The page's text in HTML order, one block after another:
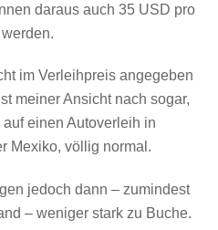
daraus auch 35 USD pro
im Verleihpreis angegeben
meiner Ansicht nach sogar,
einen Autoverleih in
Mexiko, völlig normal.
jedoch dann – zumindest
– weniger stark zu Buche.